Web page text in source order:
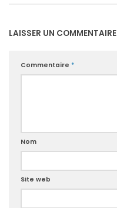
LAISSER UN COMMENTAIRE
Commentaire *
Nom
Site web